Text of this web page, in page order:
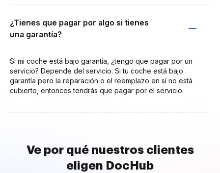
¿Tienes que pagar por algo si tienes
una garantía?
Si mi coche está bajo garantía, ¿tengo que pagar por un
servicio? Depende del servicio. Si tu coche está bajo
garantía pero la reparación o el reemplazo en sí no está
cubierto, entonces tendrás que pagar por el servicio.
Ve por qué nuestros clientes
eligen DocHub